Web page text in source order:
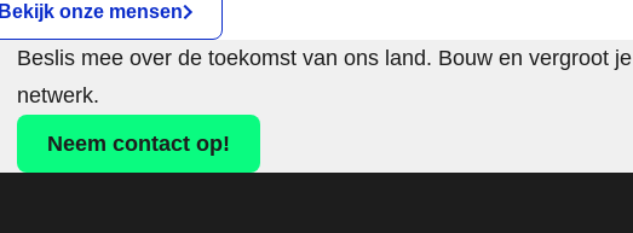
Bekijk onze mensen
Beslis mee over de toekomst van ons land. Bouw en vergroot je
netwerk.
Neem contact op!